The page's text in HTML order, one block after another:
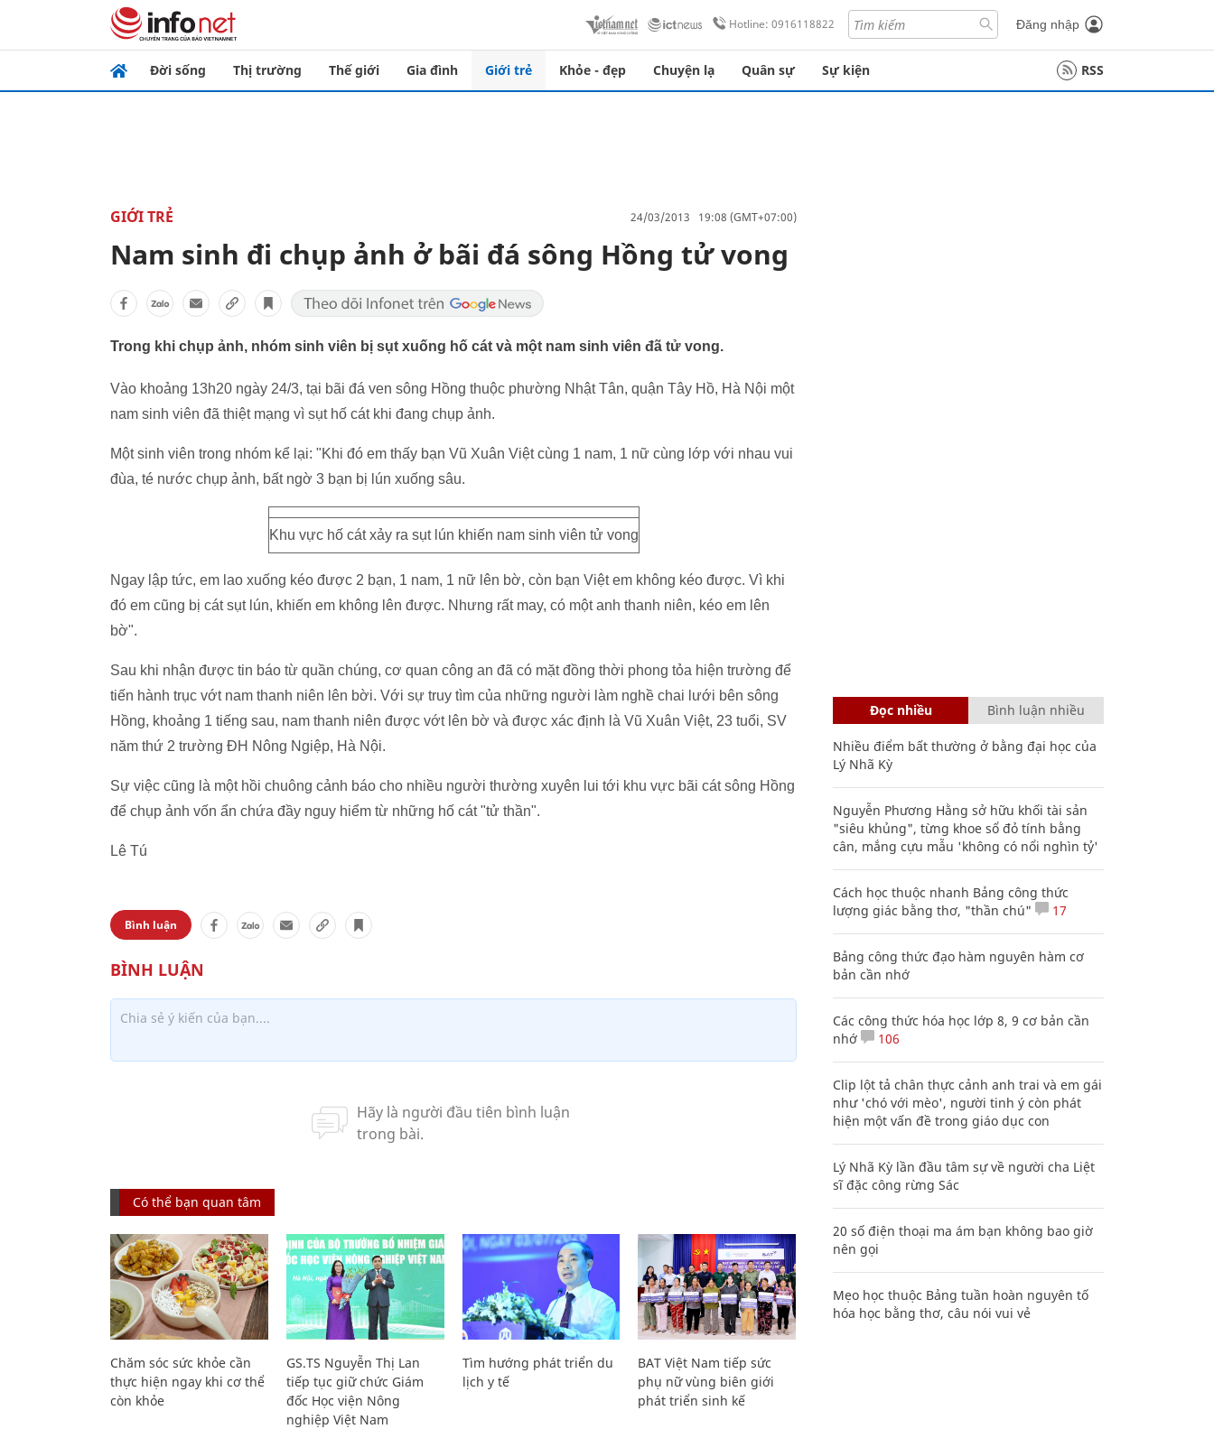
Hotline: 0916118822 Đăng nhập
Đời sống Thị trường Thế giới Gia đình Giới trẻ Khỏe - đẹp Chuyện lạ Quân sự Sự kiện RSS
GIỚI TRẺ 24/03/2013 19:08 (GMT+07:00)
Nam sinh đi chụp ảnh ở bãi đá sông Hồng tử vong
Trong khi chụp ảnh, nhóm sinh viên bị sụt xuống hố cát và một nam sinh viên đã tử vong.
Vào khoảng 13h20 ngày 24/3, tại bãi đá ven sông Hồng thuộc phường Nhật Tân, quận Tây Hồ, Hà Nội một
nam sinh viên đã thiệt mạng vì sụt hố cát khi đang chụp ảnh.
Một sinh viên trong nhóm kể lại: "Khi đó em thấy bạn Vũ Xuân Việt cùng 1 nam, 1 nữ cùng lớp với nhau vui
đùa, té nước chụp ảnh, bất ngờ 3 bạn bị lún xuống sâu.
Khu vực hố cát xảy ra sụt lún khiến nam sinh viên tử vong
Ngay lập tức, em lao xuống kéo được 2 bạn, 1 nam, 1 nữ lên bờ, còn bạn Việt em không kéo được. Vì khi
đó em cũng bị cát sụt lún, khiến em không lên được. Nhưng rất may, có một anh thanh niên, kéo em lên
bờ".
Sau khi nhận được tin báo từ quần chúng, cơ quan công an đã có mặt đồng thời phong tỏa hiện trường để
tiến hành trục vớt nam thanh niên lên bời. Với sự truy tìm của những người làm nghề chai lưới bên sông
Hồng, khoảng 1 tiếng sau, nam thanh niên được vớt lên bờ và được xác định là Vũ Xuân Việt, 23 tuổi, SV
năm thứ 2 trường ĐH Nông Ngiệp, Hà Nội.
Sự việc cũng là một hồi chuông cảnh báo cho nhiều người thường xuyên lui tới khu vực bãi cát sông Hồng
để chụp ảnh vốn ẩn chứa đầy nguy hiểm từ những hố cát "tử thần".
Lê Tú
Bình luận
Có thể bạn quan tâm
Chăm sóc sức khỏe cần
thực hiện ngay khi cơ thể
còn khỏe
GS.TS Nguyễn Thị Lan
tiếp tục giữ chức Giám
đốc Học viện Nông
nghiệp Việt Nam
Tìm hướng phát triển du
lịch y tế
BAT Việt Nam tiếp sức
phụ nữ vùng biên giới
phát triển sinh kế
Đọc nhiều Bình luận nhiều
Nhiều điểm bất thường ở bằng đại học của
Lý Nhã Kỳ
Nguyễn Phương Hằng sở hữu khối tài sản
"siêu khủng", từng khoe sổ đỏ tính bằng
cân, mắng cựu mẫu 'không có nổi nghìn tỷ'
Cách học thuộc nhanh Bảng công thức
lượng giác bằng thơ, "thần chú"
17
Bảng công thức đạo hàm nguyên hàm cơ
bản cần nhớ
Các công thức hóa học lớp 8, 9 cơ bản cần
nhớ
106
Clip lột tả chân thực cảnh anh trai và em gái
như 'chó với mèo', người tinh ý còn phát
hiện một vấn đề trong giáo dục con
Lý Nhã Kỳ lần đầu tâm sự về người cha Liệt
sĩ đặc công rừng Sác
20 số điện thoại ma ám bạn không bao giờ
nên gọi
Mẹo học thuộc Bảng tuần hoàn nguyên tố
hóa học bằng thơ, câu nói vui vẻ